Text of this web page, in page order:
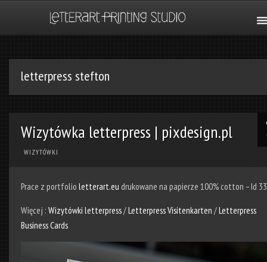
letterpress stefton
Wizytówka letterpress | pixdesign.pl
WIZYTÓWKI
Prace z portfolio letterart.eu drukowane na papierze 100% cotton – Id
Więcej : Wizytówki letterpress/Letterpress Visitenkarten /Letterpress
Business Cards